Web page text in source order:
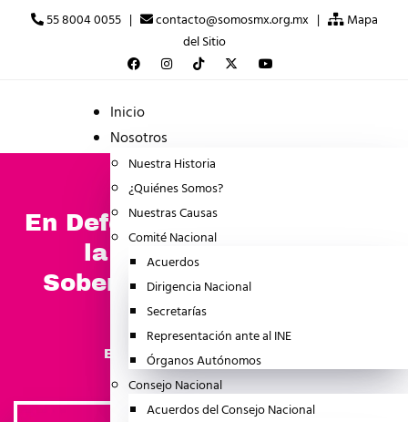
55 8004 0055 | contacto@somosmx.org.mx |
Mapa
del Sitio
Inicio
Nosotros
Nuestra Historia
¿Quiénes Somos?
Nuestras Causas
Comité Nacional
Acuerdos
Dirigencia Nacional
Secretarías
Representación ante al INE
Órganos Autónomos
Consejo Nacional
Acuerdos del Consejo Nacional
En Defensa de la República,
la Democracia y la
Soberanía, Apoyo a Maru
Campos
BOLETINES mayo 26, 2026